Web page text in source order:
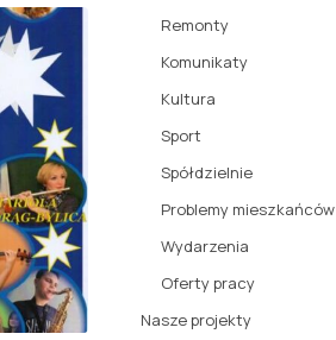
Remonty
Komunikaty
Kultura
Sport
Spółdzielnie
Problemy mieszkańców
Wydarzenia
Oferty pracy
Nasze projekty